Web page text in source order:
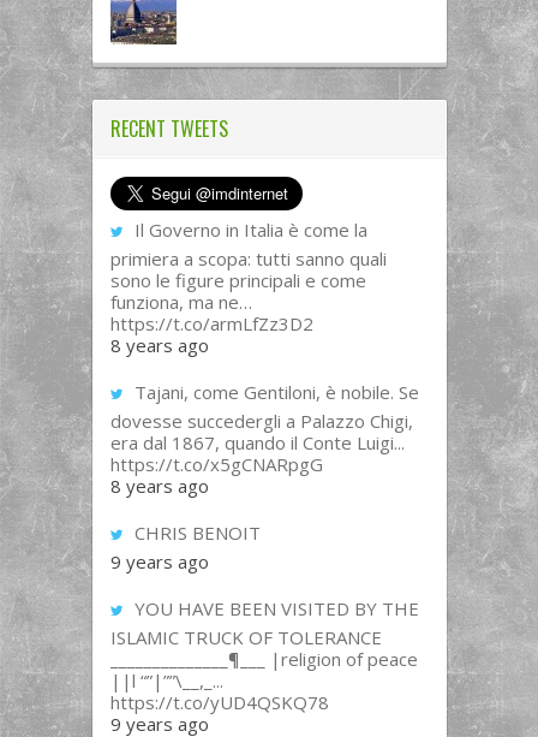
RECENT TWEETS
Il Governo in Italia è come la
primiera a scopa: tutti sanno quali
sono le figure principali e come
funziona, ma ne…
https://t.co/armLfZz3D2
8 years ago
Tajani, come Gentiloni, è nobile. Se
dovesse succedergli a Palazzo Chigi,
era dal 1867, quando il Conte Luigi...
https://t.co/x5gCNARpgG
8 years ago
CHRIS BENOIT
9 years ago
YOU HAVE BEEN VISITED BY THE
ISLAMIC TRUCK OF TOLERANCE
______________¶___ |religion of peace
||l “”|””\__,_...
https://t.co/yUD4QSKQ78
9 years ago